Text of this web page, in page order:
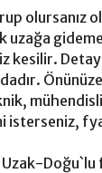
olursanız
uzağa
kesilir.
isterseniz,
Uzak-